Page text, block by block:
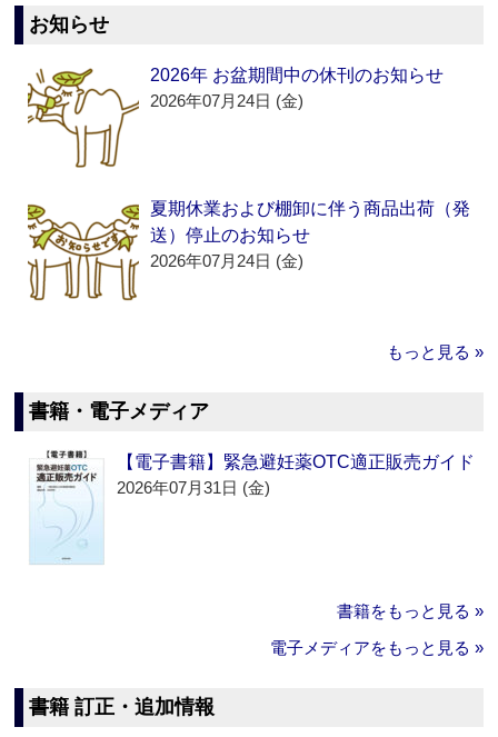
お知らせ
2026年 お盆期間中の休刊のお知らせ
2026年07月24日 (金)
夏期休業および棚卸に伴う商品出荷（発
送）停止のお知らせ
2026年07月24日 (金)
もっと見る »
書籍・電子メディア
【電子書籍】緊急避妊薬OTC適正販売ガイド
2026年07月31日 (金)
書籍をもっと見る »
電子メディアをもっと見る »
書籍 訂正・追加情報